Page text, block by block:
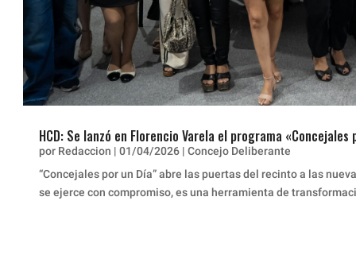
HCD: Se lanzó en Florencio Varela el programa
por Redaccion | 01/04/2026 | Concejo Deliberante
“Concejales por un Día” abre las puertas del recinto a las
se ejerce con compromiso, es una herramienta de